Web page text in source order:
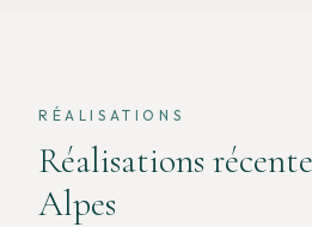
RÉALISATIONS
Réalisations
Alpes